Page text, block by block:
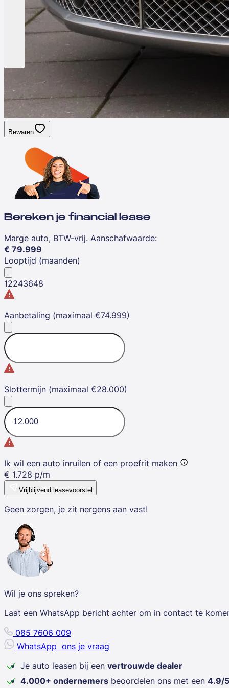
Bewaren
Bereken je financial lease
Marge auto, BTW-vrij. Aanschafwaarde:
€ 79.999
Looptijd (maanden)
12243648
Aanbetaling (maximaal €74.999)
Slottermijn (maximaal €28.000)
Ik wil een auto inruilen of een proefrit maken
€ 1.728 p/m
Vrijblijvend leasevoorstel
Geen zorgen, je zit nergens aan vast!
Wil je ons spreken?
Laat een WhatsApp bericht achter om in contact te
085 7606 009
WhatsApp ons je vraag
Je auto leasen bij een vertrouwde dealer
4.000+ ondernemers beoordelen ons met een 4.9/5